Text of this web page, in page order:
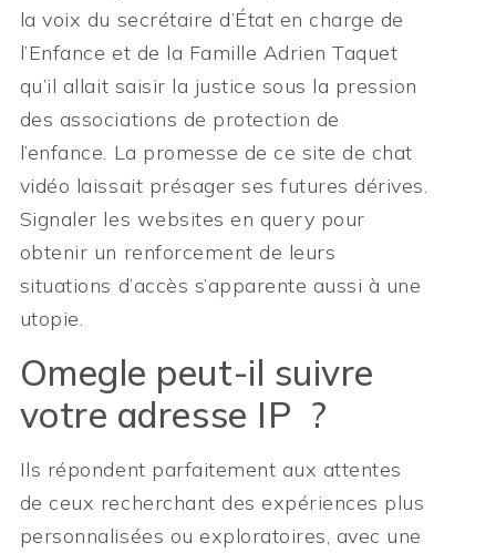
la voix du secrétaire d’État en charge de
l’Enfance et de la Famille Adrien Taquet
qu’il allait saisir la justice sous la pression
des associations de protection de
l’enfance. La promesse de ce site de chat
vidéo laissait présager ses futures dérives.
Signaler les websites en query pour
obtenir un renforcement de leurs
situations d’accès s’apparente aussi à une
utopie.
Omegle peut-il suivre
votre adresse IP ?
Ils répondent parfaitement aux attentes
de ceux recherchant des expériences plus
personnalisées ou exploratoires, avec une